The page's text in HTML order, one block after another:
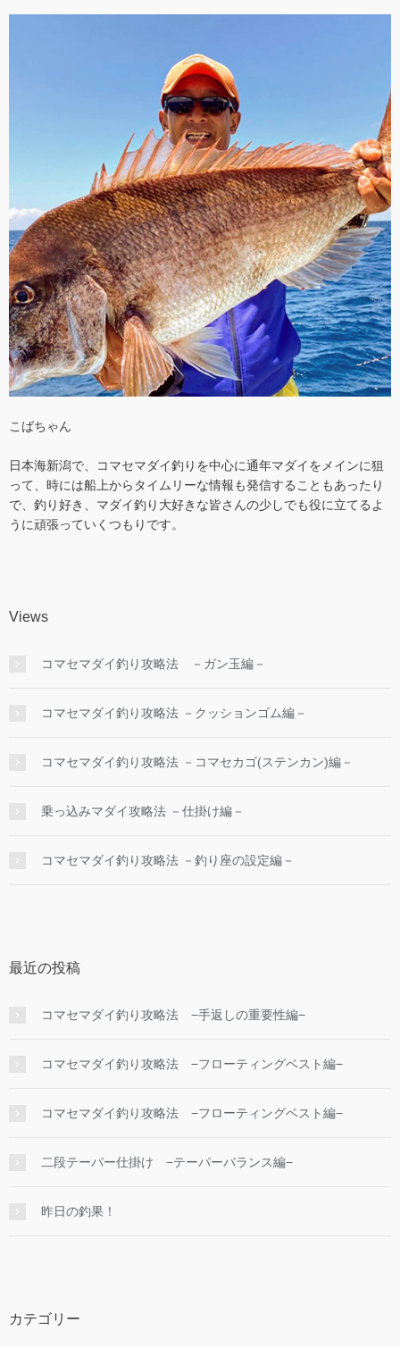
こばちゃん
日本海新潟で、コマセマダイ釣りを中心に通年マダイをメインに狙
って、時には船上からタイムリーな情報も発信することもあったり
で、釣り好き、マダイ釣り大好きな皆さんの少しでも役に立てるよ
うに頑張っていくつもりです。
Views
コマセマダイ釣り攻略法 －ガン玉編－
コマセマダイ釣り攻略法 －クッションゴム編－
コマセマダイ釣り攻略法 －コマセカゴ(ステンカン)編－
乗っ込みマダイ攻略法 －仕掛け編－
コマセマダイ釣り攻略法 －釣り座の設定編－
最近の投稿
コマセマダイ釣り攻略法 −手返しの重要性編−
コマセマダイ釣り攻略法 −フローティングベスト編−
コマセマダイ釣り攻略法 −フローティングベスト編−
二段テーパー仕掛け −テーパーバランス編−
昨日の釣果！
カテゴリー